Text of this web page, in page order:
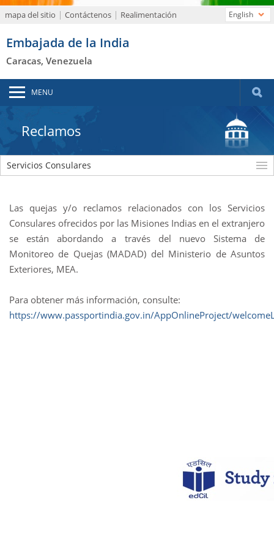
mapa del sitio Contáctenos Realimentación
Embajada de la India
Caracas, Venezuela
English
MENU
Reclamos
Servicios Consulares
Las quejas y/o reclamos relacionados con los Servicios
Consulares ofrecidos por las Misiones Indias en el extranjero
se están abordando a través del nuevo Sistema de
Monitoreo de Quejas (MADAD) del Ministerio de Asuntos
Exteriores, MEA.
Para obtener más información, consulte:
https://www.passportindia.gov.in/AppOnlineProject/